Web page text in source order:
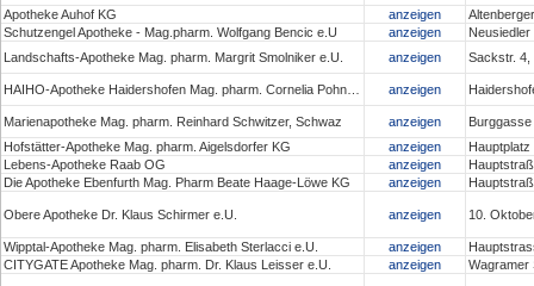
Apotheke Auhof KG
anzeigen
Schutzengel Apotheke - Mag.pharm. Wolfgang Bencic e.U
anzeigen
Landschafts-Apotheke Mag. pharm. Margrit Smolniker e.U.
anzeigen Sackstr. 4,
anzeigen
Marienapotheke Mag. pharm. Reinhard Schwitzer, Schwaz anzeigen
Hofstätter-Apotheke Mag. pharm. Aigelsdorfer KG
anzeigen
Lebens-Apotheke Raab OG
anzeigen
Die Apotheke Ebenfurth Mag. Pharm Beate Haage-Löwe KG
anzeigen
Obere Apotheke Dr. Klaus Schirmer e.U. anzeigen 10.
Wipptal-Apotheke Mag. pharm. Elisabeth Sterlacci e.U. anzeigen
CITYGATE Apotheke Mag. pharm. Dr. Klaus Leisser e.U.
anzeigen Wagramer